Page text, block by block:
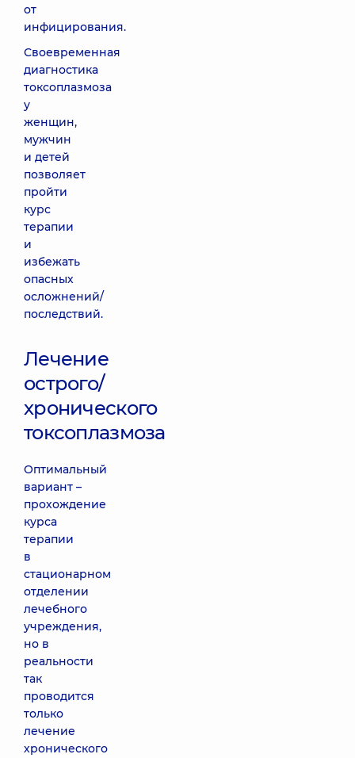
от
инфицирования.
Своевременная
диагностика
токсоплазмоза
у
женщин,
мужчин
и детей
позволяет
пройти
курс
терапии
и
избежать
опасных
осложнений/
последствий.
Лечение
острого/
хронического
токсоплазмоза
Оптимальный
вариант –
прохождение
курса
терапии
в
стационарном
отделении
лечебного
учреждения,
но в
реальности
так
проводится
только
лечение
хронического